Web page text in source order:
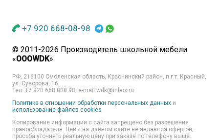
+7 920 668-08-98
© 2011-2026 Производитель школьной мебели
«OOOWDK»
РФ, 216100 Смоленская область, Краснинский район, п.г.т. Красный,
ул. Суворова, 16
Тел. +7 920 668 008 98, e-mail:wdk@inbox.ru
Политика в отношении обработки персональных данных и
использование файлов cookies
Копирование информации с сайта запрещено без разрешения
правообладателя. Цены на данном сайте не являются офертой,
просьба уточнять реальную цену при заказе по телефону выше.